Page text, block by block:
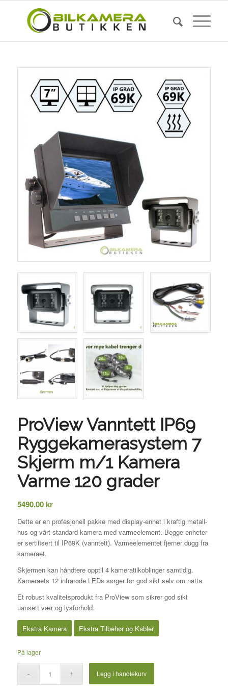
ProView Vanntett IP69
Ryggekamerasystem 7
Skjerm m/1 Kamera
Varme 120 grader
5490.00kr
Dette er en profesjonell pakke med display-enhet i kraftig metall-
hus og vårt standard kamera med varmeelement. Begge enheter
er sertifisert til IP69K (vanntett). Varmeelementet fjerner dugg fra
kameraet.
Skjermen kan håndtere opptil 4 kameratilkoblinger samtidig.
Kameraets 12 infrarøde LEDs sørger for god sikt selv om natta.
Et robust kvalitetsprodukt fra ProView som sikrer god sikt
uansett vær og lysforhold.
Ekstra Kamera Ekstra Tilbehør og Kabler
På lager
Legg i handlekurv